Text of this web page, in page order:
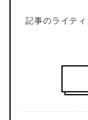
記事のライテ